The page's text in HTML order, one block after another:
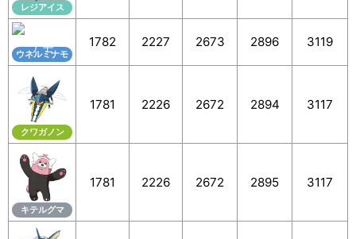
レジアイス
ウネルミナモ
1782 2227 2673 2896 3119
クワガノン
1781 2226 2672 2894 3117
キテルグマ
1781 2226 2672 2895 3117